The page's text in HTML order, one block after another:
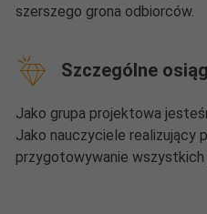
szerszego grona odbiorców.
Szczególne
Jako grupa projektowa
Jako nauczyciele realizujący
przygotowywanie wszystkich